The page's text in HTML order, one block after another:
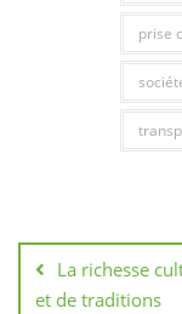
prise
de
l’article
La richesse
et de traditions